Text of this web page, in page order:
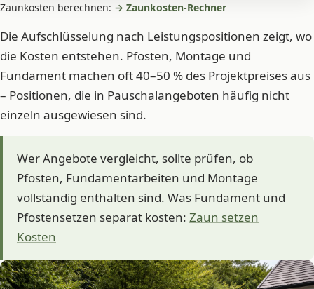
Zaunkosten berechnen: → Zaunkosten-Rechner
Die Aufschlüsselung nach Leistungspositionen zeigt, wo
die Kosten entstehen. Pfosten, Montage und
Fundament machen oft 40–50 % des Projektpreises aus
– Positionen, die in Pauschalangeboten häufig nicht
einzeln ausgewiesen sind.
Wer Angebote vergleicht, sollte prüfen, ob
Pfosten, Fundamentarbeiten und Montage
vollständig enthalten sind. Was Fundament und
Pfostensetzen separat kosten: Zaun setzen
Kosten